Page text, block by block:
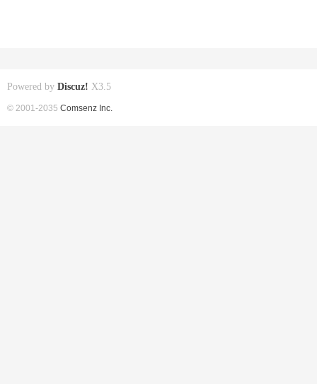
Powered by Discuz! X3.5
© 2001-2035 Comsenz Inc.